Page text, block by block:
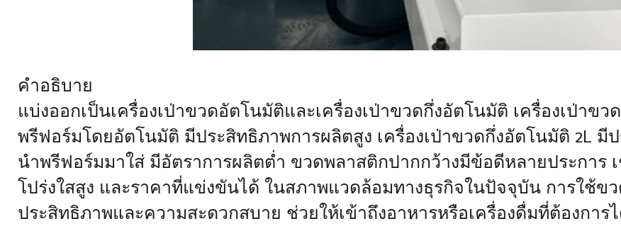
คำอธิบาย
แบ่งออกเป็นเครื่องเป่าขวดอัตโนมัติและเครื่องเป่าขวดกึ่งอัตโนมัติ เครื่องเป่าข
พรีฟอร์มโดยอัตโนมัติ มีประสิทธิภาพการผลิตสูง เครื่องเป่าขวดกึ่งอัตโนมัติ 2L
นำพรีฟอร์มมาใส่ มีอัตราการผลิตต่ำ ขวดพลาสติกปากกว้างมีข้อดีหลายประการ
โปร่งใสสูง และราคาที่แข่งขันได้ ในสภาพแวดล้อมทางธุรกิจในปัจจุบัน การใช้ข
ประสิทธิภาพและความสะดวกสบาย ช่วยให้เข้าถึงอาหารหรือเครื่องดื่มที่ต้องการ